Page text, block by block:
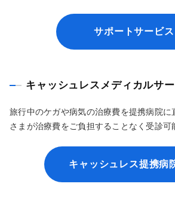
サポートサービス
キャッシュレスメディカルサ
旅行中のケガや病気の治療費を提携病院に
さまが治療費をご負担することなく受診可
キャッシュレス提携病